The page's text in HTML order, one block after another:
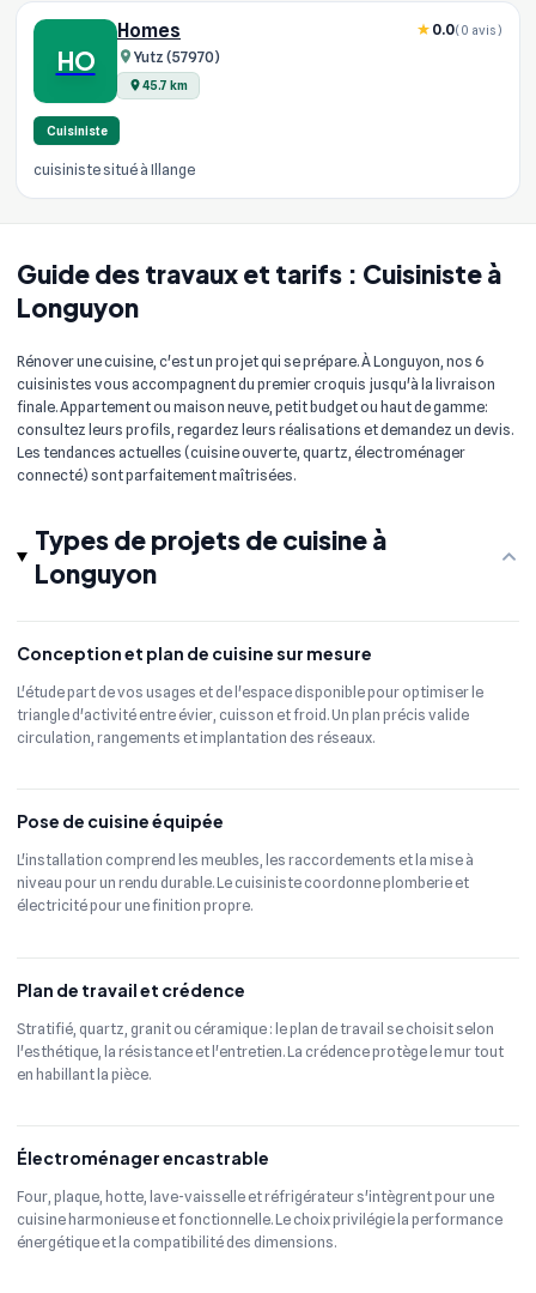
Guide des travaux et tarifs : Cuisiniste à
Longuyon
Rénover une cuisine, c'est un projet qui se prépare. À Longuyon, nos 6
cuisinistes vous accompagnent du premier croquis jusqu'à la livraison
finale. Appartement ou maison neuve, petit budget ou haut de gamme:
consultez leurs profils, regardez leurs réalisations et demandez un devis.
Les tendances actuelles (cuisine ouverte, quartz, électroménager
connecté) sont parfaitement maîtrisées.
Types de projets de cuisine à
Longuyon
Conception et plan de cuisine sur mesure
L'étude part de vos usages et de l'espace disponible pour optimiser le
triangle d'activité entre évier, cuisson et froid. Un plan précis valide
circulation, rangements et implantation des réseaux.
Pose de cuisine équipée
L'installation comprend les meubles, les raccordements et la mise à
niveau pour un rendu durable. Le cuisiniste coordonne plomberie et
électricité pour une finition propre.
Plan de travail et crédence
Stratifié, quartz, granit ou céramique : le plan de travail se choisit selon
l'esthétique, la résistance et l'entretien. La crédence protège le mur tout
en habillant la pièce.
Électroménager encastrable
Four, plaque, hotte, lave-vaisselle et réfrigérateur s'intègrent pour une
cuisine harmonieuse et fonctionnelle. Le choix privilégie la performance
énergétique et la compatibilité des dimensions.
HO
Homes
Yutz (57970)
45.7 km
0.0(0 avis)
Cuisiniste
cuisiniste situé à Illange